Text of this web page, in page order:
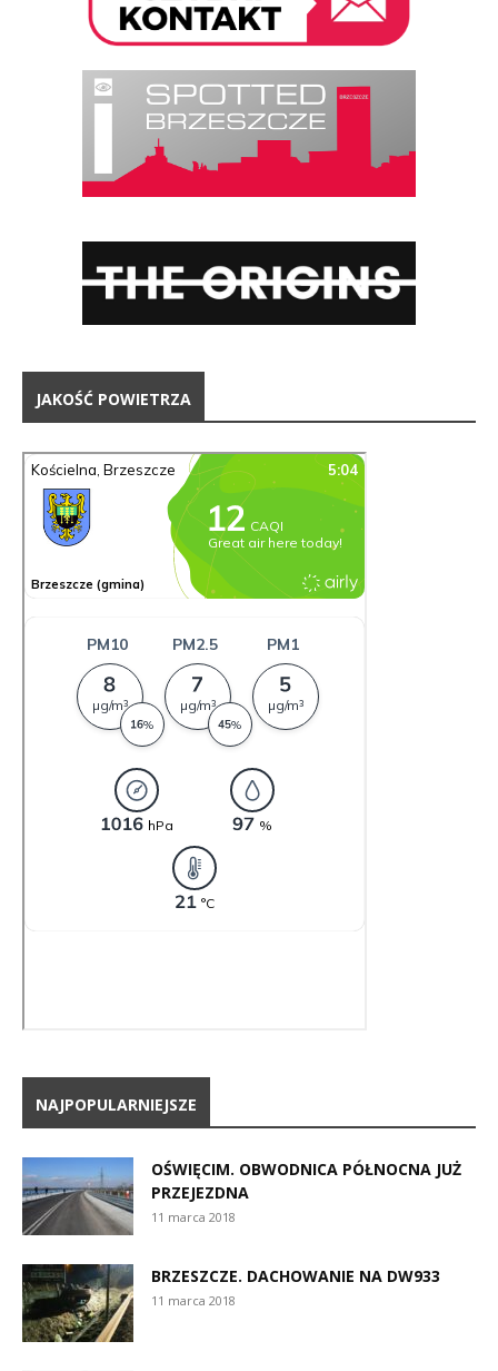
JAKOŚĆ POWIETRZA
NAJPOPULARNIEJSZE
OŚWIĘCIM. OBWODNICA PÓŁNOCNA JUŻ
PRZEJEZDNA
11 marca 2018
BRZESZCZE. DACHOWANIE NA DW933
11 marca 2018